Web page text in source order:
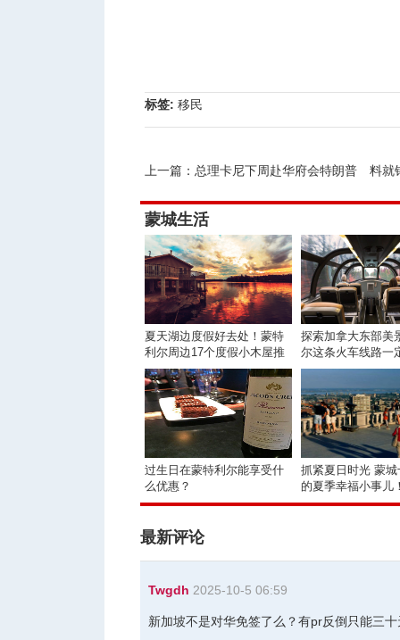
标签: 移民
上一篇： 总理卡尼下周赴华府会特朗普 料就钢铝关
蒙城生活
夏天湖边度假好去处！蒙特
利尔周边17个度假小木屋推
荐
探索加拿大东部美
尔这条火车线路一
试
过生日在蒙特利尔能享受什
么优惠？
抓紧夏日时光 蒙
的夏季幸福小事儿
最新评论
Twgdh 2025-10-5 06:59
新加坡不是对华免签了么？有pr反倒只能三十